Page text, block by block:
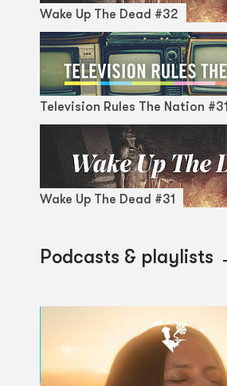
Wake Up The Dead #32
Television Rules The Nation #31
Wake Up The Dead #31
Podcasts & playlists